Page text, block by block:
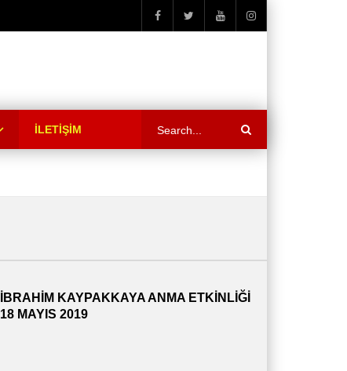
İLETİŞİM
İBRAHİM KAYPAKKAYA ANMA ETKİNLİĞİ
18 MAYIS 2019